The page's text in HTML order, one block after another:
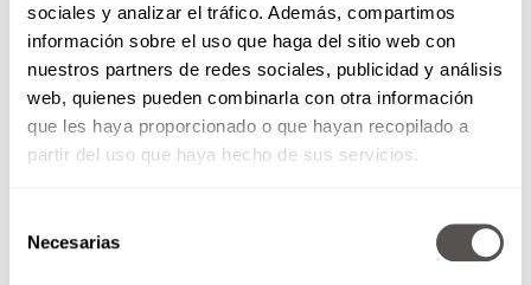
sociales y analizar el tráfico. Además, compartimos
información sobre el uso que haga del sitio web con
nuestros partners de redes sociales, publicidad y análisis
web, quienes pueden combinarla con otra información
que les haya proporcionado o que hayan recopilado a
partir del uso que haya hecho de sus servicios.
Necesarias
Estos atletas son un ejemplo de que se puede
llegar a lo más alto si en realidad tienes
disciplina y organización, y es que como dice
Kevin, estos dos motores “ten da la satisfacción
de que puedes lograr seguir adelante y poder
llegar a otra competencia más importante.